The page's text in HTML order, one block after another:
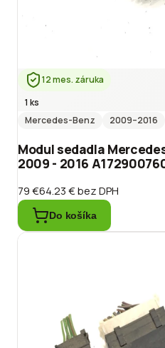
12 mes. záruka
1 ks
Mercedes-Benz
2009–2016
Modul sedadla
2009 - 2016
79 €64.23 €bez DPH
Do košíka